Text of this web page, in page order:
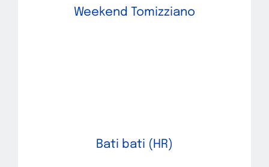
Weekend Tomizziano
Bati bati (HR)